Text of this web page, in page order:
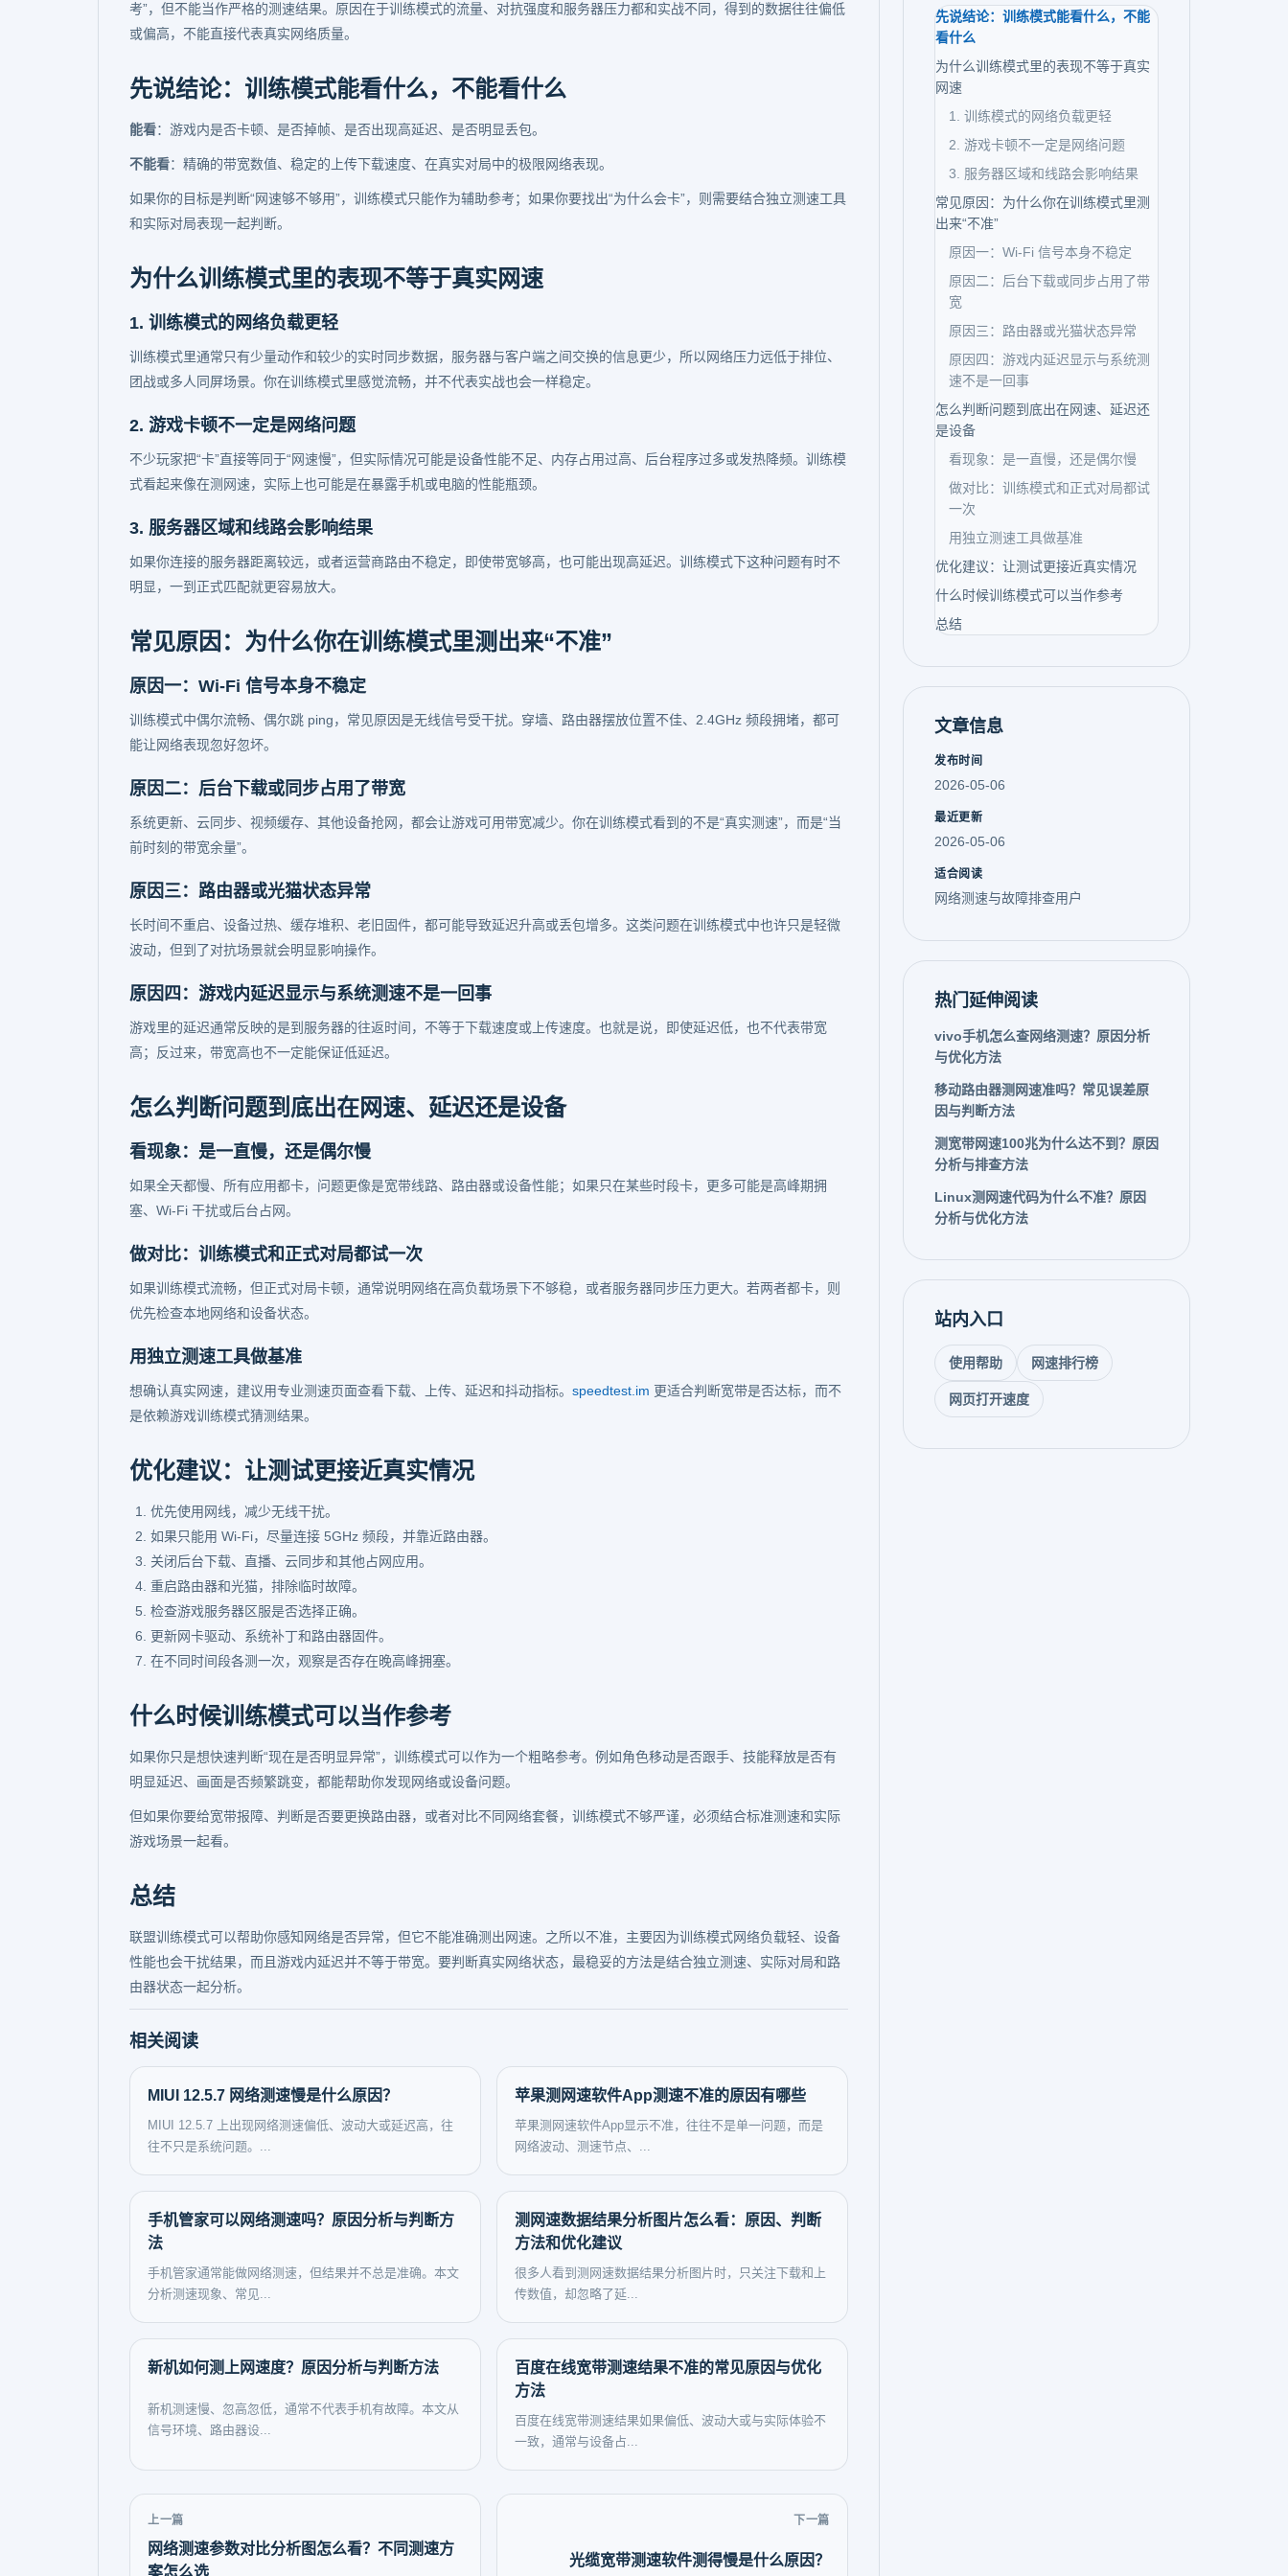
考”，但不能当作严格的测速结果。原因在于训练模式的流量、对抗强度和服务器压力都和实战不同，得到的数据往往偏低
或偏高，不能直接代表真实网络质量。
先说结论：训练模式能看什么，不能看什么
能看：游戏内是否卡顿、是否掉帧、是否出现高延迟、是否明显丢包。
不能看：精确的带宽数值、稳定的上传下载速度、在真实对局中的极限网络表现。
如果你的目标是判断“网速够不够用”，训练模式只能作为辅助参考；如果你要找出“为什么会卡”，则需要结合独立测速工具
和实际对局表现一起判断。
为什么训练模式里的表现不等于真实网速
1. 训练模式的网络负载更轻
训练模式里通常只有少量动作和较少的实时同步数据，服务器与客户端之间交换的信息更少，所以网络压力远低于排位、
团战或多人同屏场景。你在训练模式里感觉流畅，并不代表实战也会一样稳定。
2. 游戏卡顿不一定是网络问题
不少玩家把“卡”直接等同于“网速慢”，但实际情况可能是设备性能不足、内存占用过高、后台程序过多或发热降频。训练模
式看起来像在测网速，实际上也可能是在暴露手机或电脑的性能瓶颈。
3. 服务器区域和线路会影响结果
如果你连接的服务器距离较远，或者运营商路由不稳定，即使带宽够高，也可能出现高延迟。训练模式下这种问题有时不
明显，一到正式匹配就更容易放大。
常见原因：为什么你在训练模式里测出来“不准”
原因一：Wi-Fi 信号本身不稳定
训练模式中偶尔流畅、偶尔跳 ping，常见原因是无线信号受干扰。穿墙、路由器摆放位置不佳、2.4GHz 频段拥堵，都可
能让网络表现忽好忽坏。
原因二：后台下载或同步占用了带宽
系统更新、云同步、视频缓存、其他设备抢网，都会让游戏可用带宽减少。你在训练模式看到的不是“真实测速”，而是“当
前时刻的带宽余量”。
原因三：路由器或光猫状态异常
长时间不重启、设备过热、缓存堆积、老旧固件，都可能导致延迟升高或丢包增多。这类问题在训练模式中也许只是轻微
波动，但到了对抗场景就会明显影响操作。
原因四：游戏内延迟显示与系统测速不是一回事
游戏里的延迟通常反映的是到服务器的往返时间，不等于下载速度或上传速度。也就是说，即使延迟低，也不代表带宽
高；反过来，带宽高也不一定能保证低延迟。
怎么判断问题到底出在网速、延迟还是设备
看现象：是一直慢，还是偶尔慢
如果全天都慢、所有应用都卡，问题更像是宽带线路、路由器或设备性能；如果只在某些时段卡，更多可能是高峰期拥
塞、Wi-Fi 干扰或后台占网。
做对比：训练模式和正式对局都试一次
如果训练模式流畅，但正式对局卡顿，通常说明网络在高负载场景下不够稳，或者服务器同步压力更大。若两者都卡，则
优先检查本地网络和设备状态。
用独立测速工具做基准
想确认真实网速，建议用专业测速页面查看下载、上传、延迟和抖动指标。 speedtest.im 更适合判断宽带是否达标，而不
是依赖游戏训练模式猜测结果。
优化建议：让测试更接近真实情况
优先使用网线，减少无线干扰。
如果只能用 Wi-Fi，尽量连接 5GHz 频段，并靠近路由器。
关闭后台下载、直播、云同步和其他占网应用。
重启路由器和光猫，排除临时故障。
检查游戏服务器区服是否选择正确。
更新网卡驱动、系统补丁和路由器固件。
在不同时间段各测一次，观察是否存在晚高峰拥塞。
什么时候训练模式可以当作参考
如果你只是想快速判断“现在是否明显异常”，训练模式可以作为一个粗略参考。例如角色移动是否跟手、技能释放是否有
明显延迟、画面是否频繁跳变，都能帮助你发现网络或设备问题。
但如果你要给宽带报障、判断是否要更换路由器，或者对比不同网络套餐，训练模式不够严谨，必须结合标准测速和实际
游戏场景一起看。
总结
联盟训练模式可以帮助你感知网络是否异常，但它不能准确测出网速。之所以不准，主要因为训练模式网络负载轻、设备
性能也会干扰结果，而且游戏内延迟并不等于带宽。要判断真实网络状态，最稳妥的方法是结合独立测速、实际对局和路
由器状态一起分析。
相关阅读
MIUI 12.5.7 网络测速慢是什么原因？
MIUI 12.5.7 上出现网络测速偏低、波动大或延迟高，往
往不只是系统问题。...
苹果测网速软件App测速不准的原因有哪些
苹果测网速软件App显示不准，往往不是单一问题，而是
网络波动、测速节点、...
手机管家可以网络测速吗？原因分析与判断方
法
手机管家通常能做网络测速，但结果并不总是准确。本文
分析测速现象、常见...
测网速数据结果分析图片怎么看：原因、判断
方法和优化建议
很多人看到测网速数据结果分析图片时，只关注下载和上
传数值，却忽略了延...
新机如何测上网速度？原因分析与判断方法
新机测速慢、忽高忽低，通常不代表手机有故障。本文从
信号环境、路由器设...
百度在线宽带测速结果不准的常见原因与优化
方法
百度在线宽带测速结果如果偏低、波动大或与实际体验不
一致，通常与设备占...
上一篇
网络测速参数对比分析图怎么看？不同测速方
案怎么选
下一篇
光缆宽带测速软件测得慢是什么原因？
先说结论：训练模式能看什么，不能
看什么
为什么训练模式里的表现不等于真实
网速
1. 训练模式的网络负载更轻
2. 游戏卡顿不一定是网络问题
3. 服务器区域和线路会影响结果
常见原因：为什么你在训练模式里测
出来“不准”
原因一：Wi-Fi 信号本身不稳定
原因二：后台下载或同步占用了带
宽
原因三：路由器或光猫状态异常
原因四：游戏内延迟显示与系统测
速不是一回事
怎么判断问题到底出在网速、延迟还
是设备
看现象：是一直慢，还是偶尔慢
做对比：训练模式和正式对局都试
一次
用独立测速工具做基准
优化建议：让测试更接近真实情况
什么时候训练模式可以当作参考
总结
文章信息
发布时间
2026-05-06
最近更新
2026-05-06
适合阅读
网络测速与故障排查用户
热门延伸阅读
vivo手机怎么查网络测速？原因分析
与优化方法
移动路由器测网速准吗？常见误差原
因与判断方法
测宽带网速100兆为什么达不到？原因
分析与排查方法
Linux测网速代码为什么不准？原因
分析与优化方法
站内入口
使用帮助 网速排行榜
网页打开速度